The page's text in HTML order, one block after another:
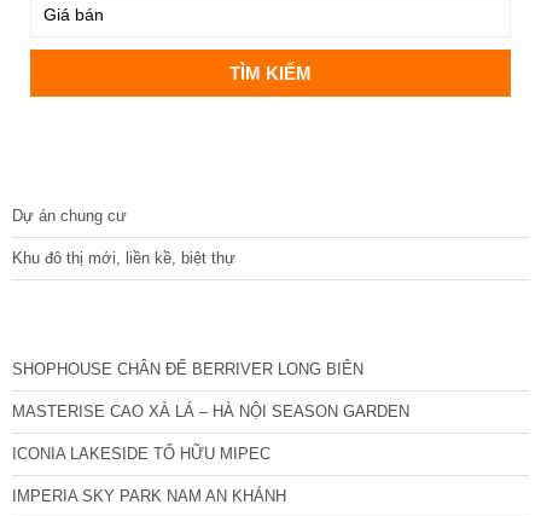
Dự án chung cư
Khu đô thị mới, liền kề, biệt thự
SHOPHOUSE CHÂN ĐẾ BERRIVER LONG BIÊN
MASTERISE CAO XÀ LÁ – HÀ NỘI SEASON GARDEN
ICONIA LAKESIDE TỐ HỮU MIPEC
IMPERIA SKY PARK NAM AN KHÁNH